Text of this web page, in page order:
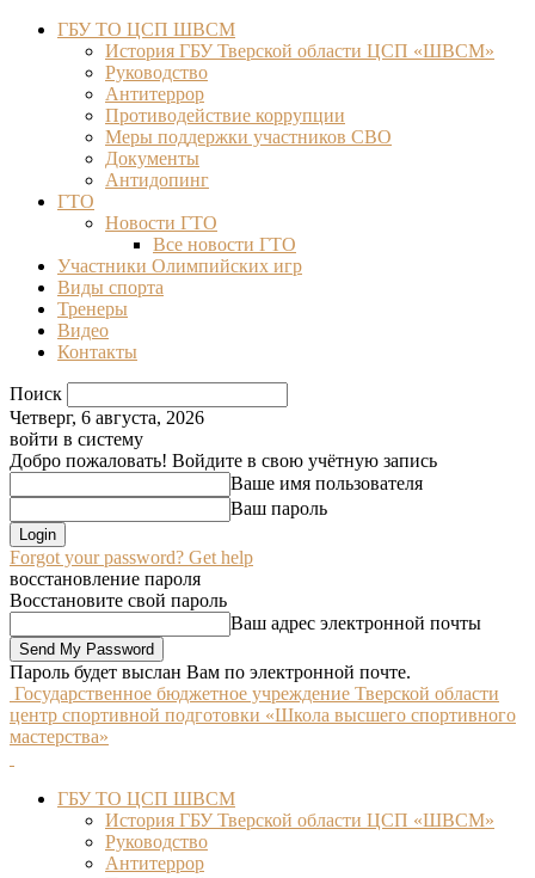
ГБУ ТО ЦСП ШВСМ
История ГБУ Тверской области ЦСП «ШВСМ»
Руководство
Антитеррор
Противодействие коррупции
Меры поддержки участников СВО
Документы
Антидопинг
ГТО
Новости ГТО
Все новости ГТО
Участники Олимпийских игр
Виды спорта
Тренеры
Видео
Контакты
Поиск
Четверг, 6 августа, 2026
войти в систему
Добро пожаловать! Войдите в свою учётную запись
Ваше имя пользователя
Ваш пароль
Forgot your password? Get help
восстановление пароля
Восстановите свой пароль
Ваш адрес электронной почты
Пароль будет выслан Вам по электронной почте.
Государственное бюджетное учреждение Тверской области
центр спортивной подготовки «Школа высшего спортивного
мастерства»
ГБУ ТО ЦСП ШВСМ
История ГБУ Тверской области ЦСП «ШВСМ»
Руководство
Антитеррор